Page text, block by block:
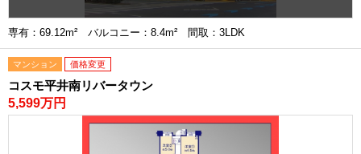
専有：69.12m² バルコニー：8.4m² 間取：3LDK
マンション 価格変更
コスモ平井南リバータウン
5,599万円